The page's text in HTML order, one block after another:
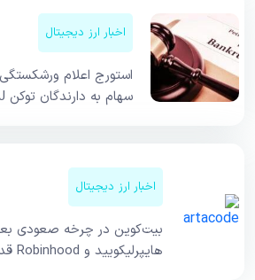
اخبار ارز دیجیتال
استورج اعلام
سهام به دارندگان توکن STORJ
اخبار ارز دیجیتال
بیت‌کوین در چرخه صعودی
هایپرلیکویید و Robinhood قدرت می‌گیرد